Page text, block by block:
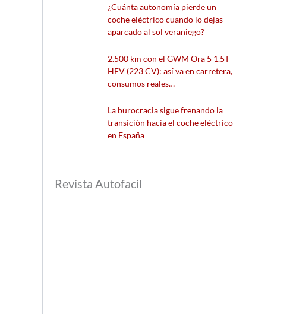
¿Cuánta autonomía pierde un
coche eléctrico cuando lo dejas
aparcado al sol veraniego?
2.500 km con el GWM Ora 5 1.5T
HEV (223 CV): así va en carretera,
consumos reales…
La burocracia sigue frenando la
transición hacia el coche eléctrico
en España
Revista Autofacil